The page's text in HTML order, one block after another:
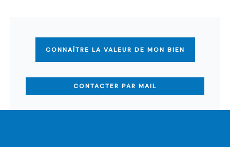
CONNAÎTRE LA VALEUR DE MON BIEN
CONTACTER PAR MAIL